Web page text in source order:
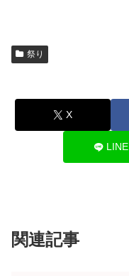
祭り
X
LINE
関連記事